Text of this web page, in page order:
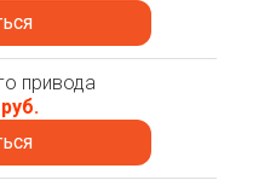
привода